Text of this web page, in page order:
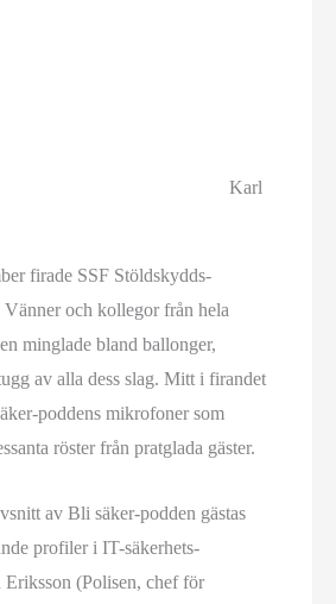
Karl
firade SSF Stöldskydds­
Vänner och kollegor från hela
minglade bland ballonger,
av alla dess slag. Mitt i firandet
poddens mikrofoner som
röster från pratglada gäster.
av Bli säker-podden gästas
profiler i IT-säkerhets­
Eriksson (Polisen, chef för